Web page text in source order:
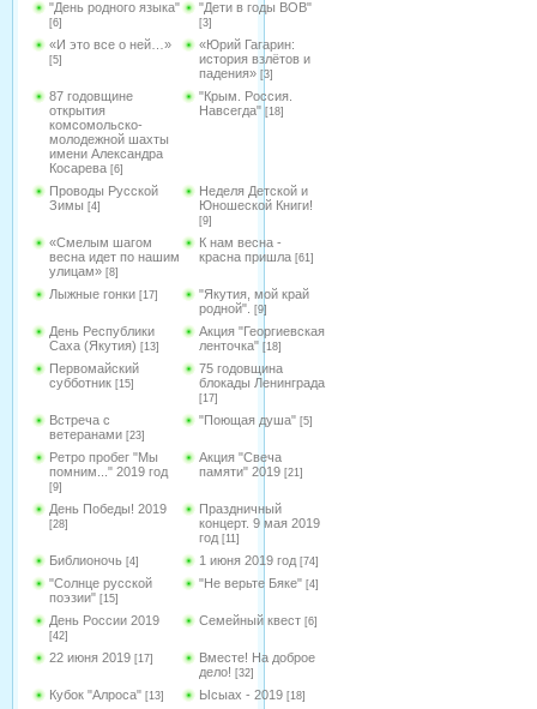
"День родного языка"
[6]
"Дети в годы ВОВ"
[3]
«И это все о ней…»
[5]
«Юрий Гагарин:
история взлётов и
падения» [3]
87 годовщине
открытия
комсомольско-
молодежной шахты
имени Александра
Косарева [6]
"Крым. Россия.
Навсегда" [18]
Проводы Русской
Зимы [4]
Неделя Детской и
Юношеской Книги!
[9]
«Смелым шагом
весна идет по нашим
улицам» [8]
К нам весна -
красна пришла [61]
Лыжные гонки [17]
"Якутия, мой край
родной".
[9]
День Республики
Саха (Якутия) [13]
Акция "Георгиевская
ленточка" [18]
Первомайский
субботник [15]
75 годовщина
блокады Ленинграда
[17]
Встреча с
ветеранами [23]
"Поющая душа" [5]
Ретро пробег "Мы
помним..." 2019 год
[9]
Акция "Свеча
памяти" 2019 [21]
День Победы! 2019
[28]
Праздничный
концерт. 9 мая 2019
год [11]
Библионочь [4] 1 июня 2019 год [74]
"Солнце русской
поэзии" [15]
"Не верьте Бяке" [4]
День России 2019
[42]
Семейный квест [6]
22 июня 2019 [17]
Вместе! На доброе
дело! [32]
Кубок "Алроса" [13] Ысыах - 2019 [18]